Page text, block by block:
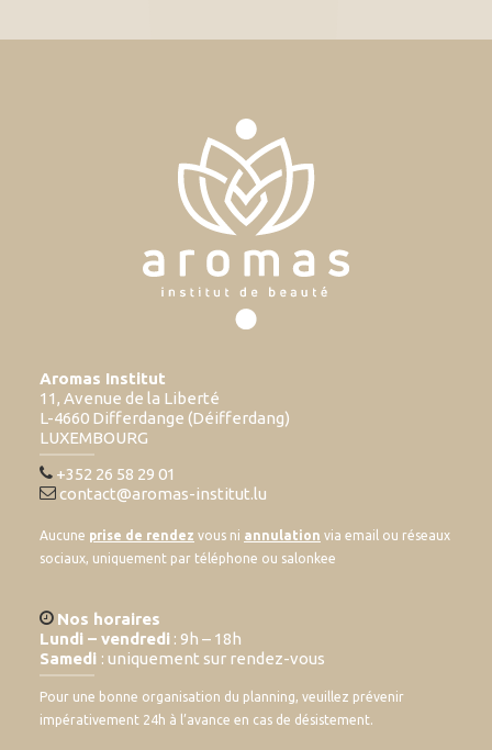
Aromas Institut
11, Avenue de la Liberté
L-4660 Differdange (Déifferdang)
LUXEMBOURG
+352 26 58 29 01
contact@aromas-institut.lu
Aucune prise de rendez vous ni annulation via email ou réseaux
sociaux, uniquement par téléphone ou salonkee
Nos horaires
Lundi – vendredi : 9h – 18h
Samedi : uniquement sur rendez-vous
Pour une bonne organisation du planning, veuillez prévenir
impérativement 24h à l’avance en cas de désistement.